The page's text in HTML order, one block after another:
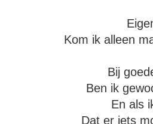
Kom ik alleen
Bij
Ben ik
En als
Dat er iets